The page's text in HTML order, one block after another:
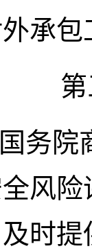
承
国务院
风
时